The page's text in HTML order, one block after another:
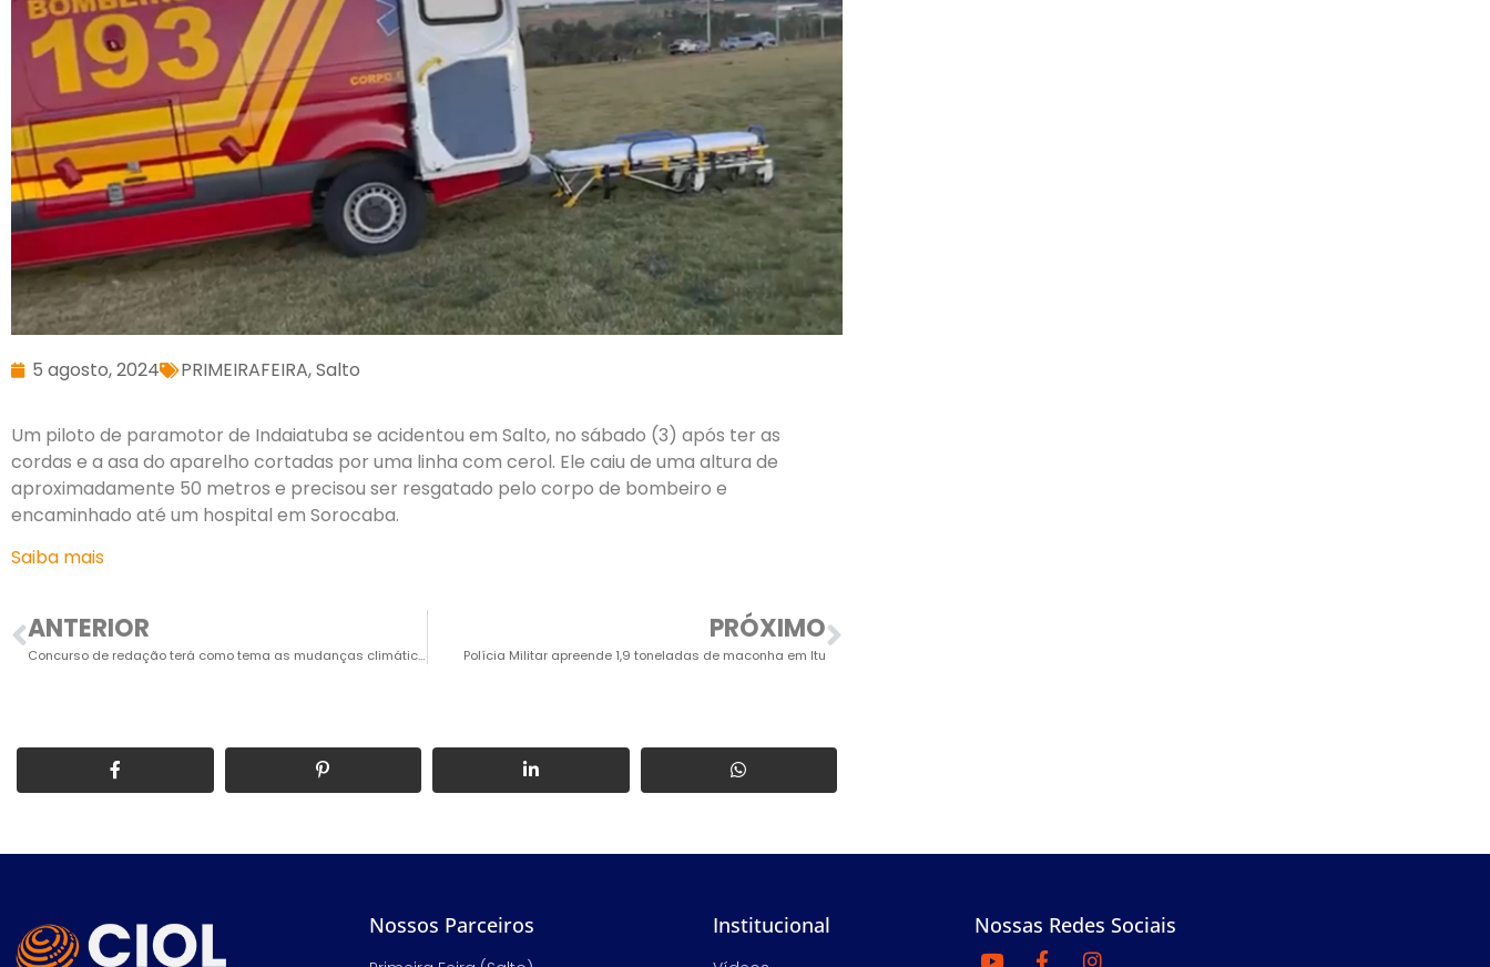
5 agosto, 2024 PRIMEIRAFEIRA,Salto
Um piloto de paramotor de Indaiatuba se acidentou em Salto, no sábado (3) após ter as
cordas e a asa do aparelho cortadas por uma linha com cerol. Ele caiu de uma altura de
aproximadamente 50 metros e precisou ser resgatado pelo corpo de bombeiro e
encaminhado até um hospital em Sorocaba.
Saiba mais
ANTERIOR
Concurso de redação terá como tema as mudanças climáticas
PRÓXIMO
Polícia Militar apreende 1,9 toneladas de maconha em Itu
Nossos Parceiros Institucional Nossas Redes Sociais